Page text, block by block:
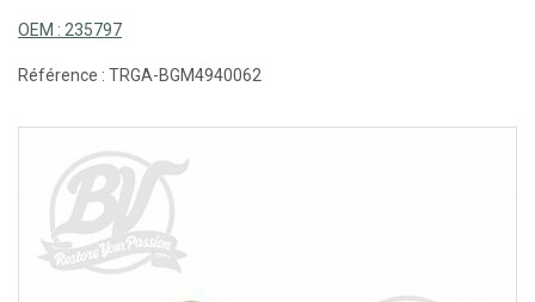
OEM : 235797
Référence : TRGA-BGM4940062